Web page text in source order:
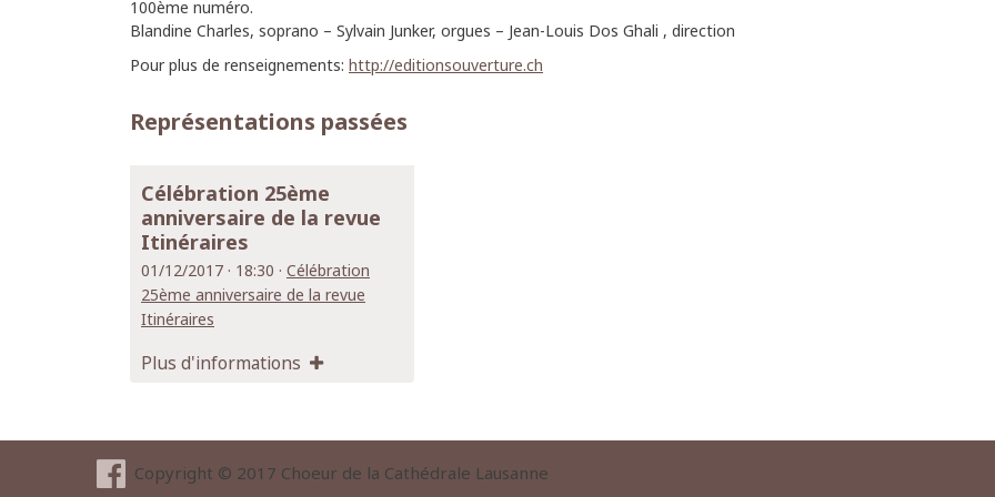
100ème numéro.
Blandine Charles, soprano – Sylvain Junker, orgues – Jean-Louis Dos Ghali , direction
Pour plus de renseignements: http://editionsouverture.ch
Représentations passées
Célébration 25ème
anniversaire de la revue
Itinéraires
01/12/2017 · 18:30 · Célébration
25ème anniversaire de la revue
Itinéraires
Plus d'informations
Copyright © 2017 Choeur de la Cathédrale Lausanne